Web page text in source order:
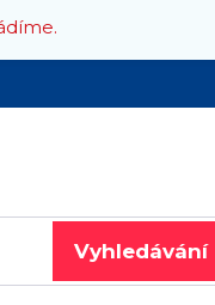
Vyhledávání